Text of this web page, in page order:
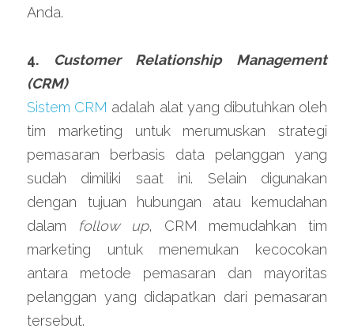
Anda.
4.
Customer Relationship Management
(CRM)
Sistem CRM adalah alat yang dibutuhkan oleh
tim marketing untuk merumuskan strategi
pemasaran berbasis data pelanggan yang
sudah dimiliki saat ini. Selain digunakan
dengan tujuan hubungan atau kemudahan
dalam
follow up, CRM memudahkan tim
marketing untuk menemukan kecocokan
antara metode pemasaran dan mayoritas
pelanggan yang didapatkan dari pemasaran
tersebut.